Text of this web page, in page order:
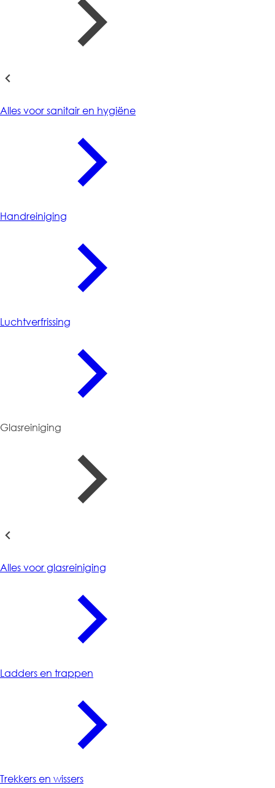
Alles voor sanitair en hygiëne
Handreiniging
Luchtverfrissing
Glasreiniging
Alles voor glasreiniging
Ladders en trappen
Trekkers en wissers